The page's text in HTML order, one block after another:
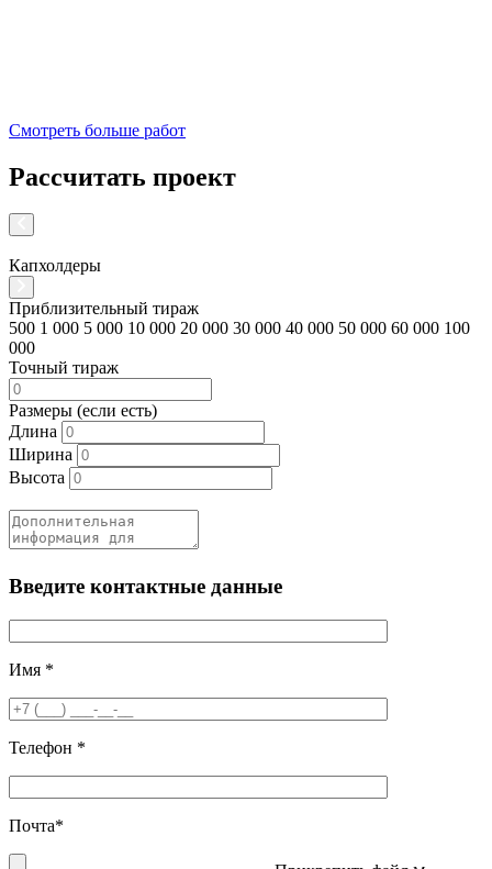
Смотреть больше работ
Рассчитать проект
Капхолдеры
Приблизительный тираж
500 1 000 5 000 10 000 20 000 30 000 40 000 50 000 60 000 100
000
Точный тираж
Размеры (если есть)
Длина
Ширина
Высота
Введите контактные данные
Имя *
Телефон *
Почта*